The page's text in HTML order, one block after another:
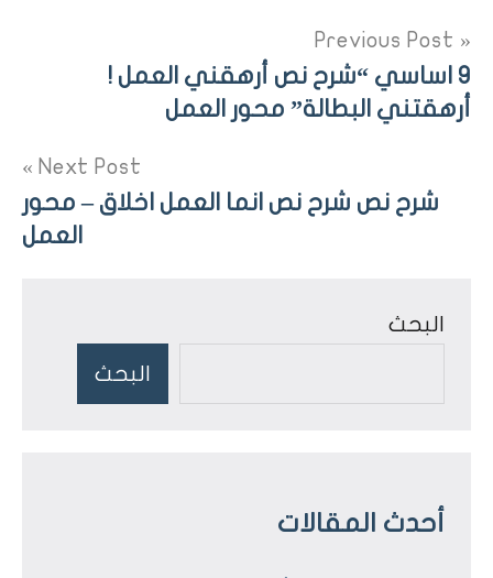
تصفّح
المقالات
Previous Post
9 اساسي “شرح نص أرهقني العمل !
أرهقتني البطالة” محور العمل
Next Post
شرح نص شرح نص انما العمل اخلاق – محور
العمل
البحث
البحث
أحدث المقالات